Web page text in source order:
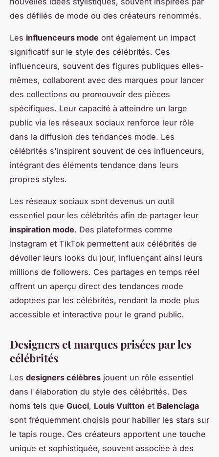
des défilés de mode ou des créateurs renommés.
Les influenceurs mode ont également un impact
significatif sur le style des célébrités. Ces
influenceurs, souvent des figures publiques elles-
mêmes, collaborent avec des marques pour lancer
des collections ou promouvoir des pièces
spécifiques. Leur capacité à atteindre un large
public via les réseaux sociaux renforce leur rôle
dans la diffusion des tendances mode. Les
célébrités s'inspirent souvent de ces influenceurs,
intégrant des éléments tendance dans leurs
propres styles.
Les réseaux sociaux sont devenus un outil
essentiel pour les célébrités afin de partager leur
inspiration mode. Des plateformes comme
Instagram et TikTok permettent aux célébrités de
dévoiler leurs looks du jour, influençant ainsi leurs
millions de followers. Ces partages en temps réel
offrent un aperçu direct des tendances mode
adoptées par les célébrités, rendant la mode plus
accessible et interactive pour le grand public.
Designers et marques prisées par les
célébrités
Les designers célèbres jouent un rôle essentiel
dans l'élaboration du style des célébrités. Des
noms tels que Gucci, Louis Vuitton et Balenciaga
sont fréquemment choisis pour habiller les stars sur
le tapis rouge. Ces créateurs apportent une touche
unique et sophistiquée, souvent associée à des